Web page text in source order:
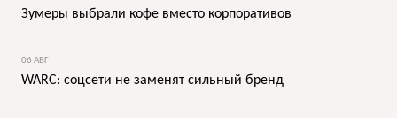
Зумеры выбрали кофе вместо корпоративов
06 АВГ
WARC: соцсети не заменят сильный бренд